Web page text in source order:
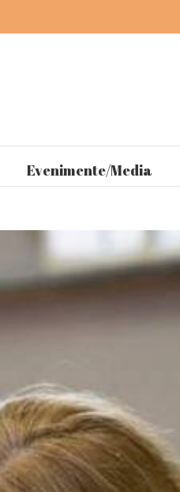
Evenimente/Media